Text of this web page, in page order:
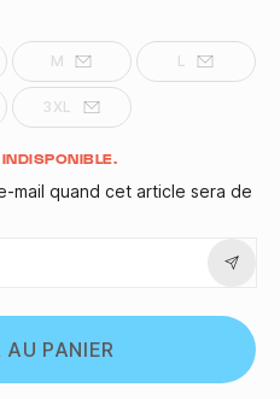
M L
3XL
mail quand cet article sera de
PANIER